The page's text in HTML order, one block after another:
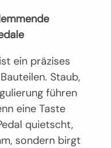
ein präzises
Staub,
führen
eine Taste
quietscht,
sondern birgt